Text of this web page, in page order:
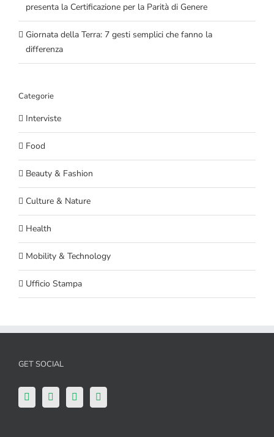
presenta la Certificazione per la Parità di Genere
Giornata della Terra: 7 gesti semplici che fanno la
differenza
Categorie
Interviste
Food
Beauty & Fashion
Culture & Nature
Health
Mobility & Technology
Ufficio Stampa
GET SOCIAL